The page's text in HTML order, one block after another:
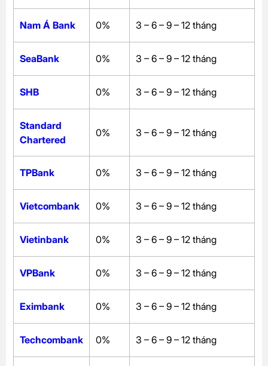
Nam Á Bank 0% 3 – 6 – 9 – 12 tháng
SeaBank 0% 3 – 6 – 9 – 12 tháng
SHB 0% 3 – 6 – 9 – 12 tháng
Standard
Chartered
0% 3 – 6 – 9 – 12 tháng
TPBank 0% 3 – 6 – 9 – 12 tháng
Vietcombank 0% 3 – 6 – 9 – 12 tháng
Vietinbank 0% 3 – 6 – 9 – 12 tháng
VPBank 0% 3 – 6 – 9 – 12 tháng
Eximbank 0% 3 – 6 – 9 – 12 tháng
Techcombank 0% 3 – 6 – 9 – 12 tháng